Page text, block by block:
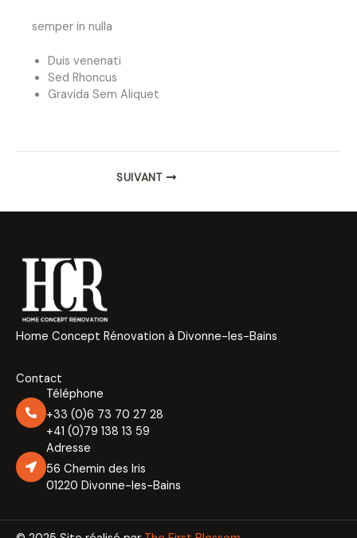
semper in nulla
Duis venenati
Sed Rhoncus
Gravida Sem Aliquet
SUIVANT
Home Concept Rénovation à Divonne-les-Bains
Contact
Téléphone
+33 (0)6 73 70 27 28
+41 (0)79 138 13 59
Adresse
56 Chemin des Iris
01220 Divonne-les-Bains